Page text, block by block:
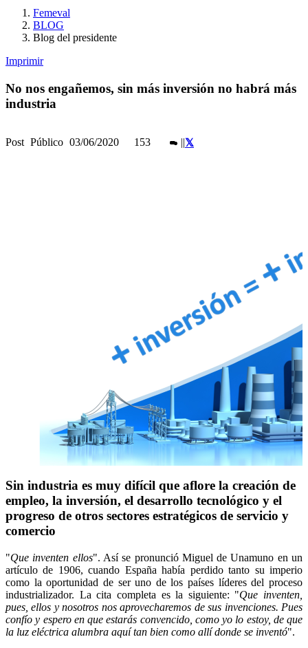
Femeval
BLOG
Blog del presidente
Imprimir
No nos engañemos, sin más inversión no habrá más
industria
Post Público 03/06/2020 153 ||
Sin industria es muy difícil que aflore la creación de
empleo, la inversión, el desarrollo tecnológico y el
progreso de otros sectores estratégicos de servicio y
comercio
"Que inventen ellos". Así se pronunció Miguel de Unamuno en un
artículo de 1906, cuando España había perdido tanto su imperio
como la oportunidad de ser uno de los países líderes del proceso
industrializador. La cita completa es la siguiente: "Que inventen,
pues, ellos y nosotros nos aprovecharemos de sus invenciones. Pues
confío y espero en que estarás convencido, como yo lo estoy, de que
la luz eléctrica alumbra aquí tan bien como allí donde se inventó".